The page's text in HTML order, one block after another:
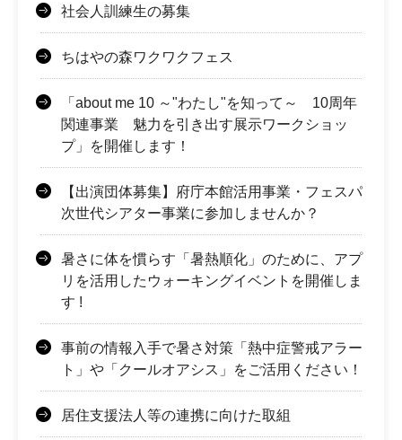
社会人訓練生の募集
ちはやの森ワクワクフェス
「about me 10 ～"わたし"を知って～ 10周年
関連事業 魅力を引き出す展示ワークショッ
プ」を開催します！
【出演団体募集】府庁本館活用事業・フェスパ
次世代シアター事業に参加しませんか？
暑さに体を慣らす「暑熱順化」のために、アプ
リを活⽤したウォーキングイベントを開催しま
す !
事前の情報入手で暑さ対策「熱中症警戒アラー
ト」や「クールオアシス」をご活用ください！
居住支援法人等の連携に向けた取組